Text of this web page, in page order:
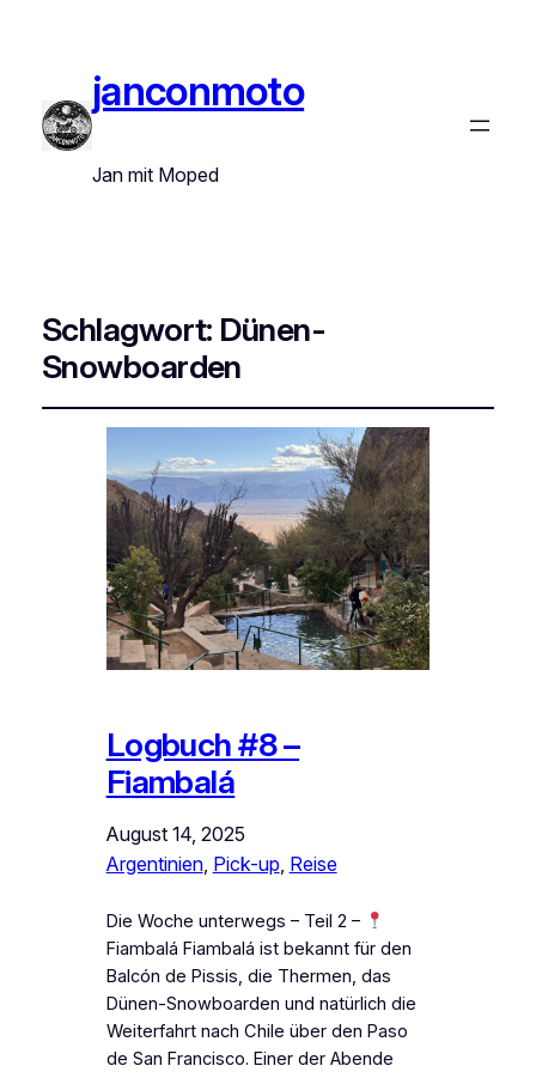
janconmoto
Jan mit Moped
Schlagwort: Dünen-
Snowboarden
Logbuch #8 –
Fiambalá
August 14, 2025
Argentinien, Pick-up Reise
Die Woche unterwegs – Teil 2 –
Fiambalá Fiambalá ist bekannt für den
Balcón de Pissis, die Thermen, das
Dünen-Snowboarden und natürlich die
Weiterfahrt nach Chile über den Paso
de San Francisco. Einer der Abende